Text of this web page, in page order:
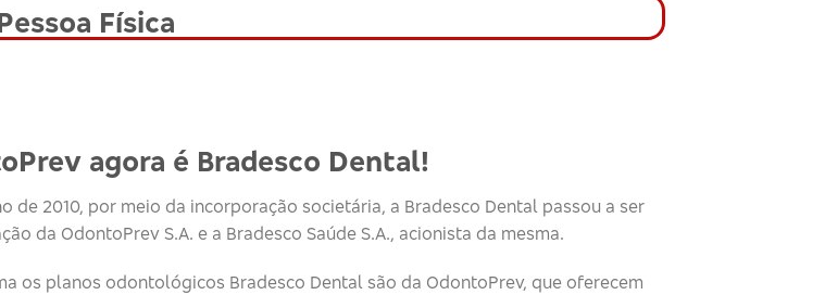
Física
agora é Bradesco Dental!
de 2010, por meio da incorporação societária, a Bradesco Dental passou a ser
da OdontoPrev S.A. e a Bradesco Saúde S.A., acionista da mesma.
os planos odontológicos Bradesco Dental são da OdontoPrev, que oferecem